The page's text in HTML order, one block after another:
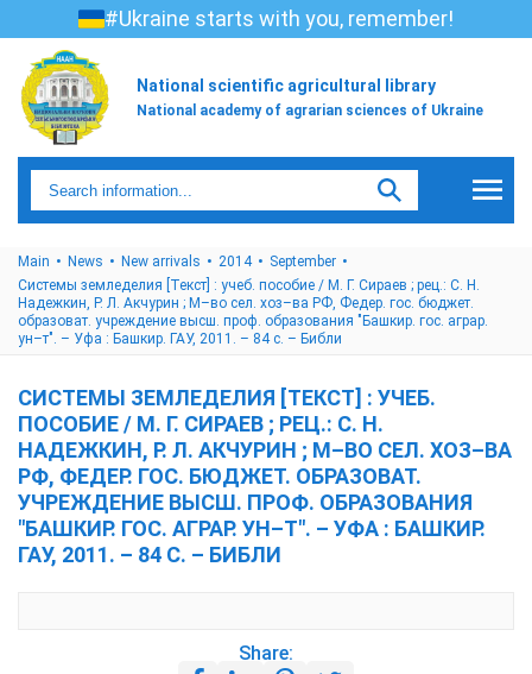
#Ukraine starts with you, remember!
National scientific agricultural library
National academy of agrarian sciences of Ukraine
Main News New arrivals 2014
September
Системы земледелия [Текст] : учеб. пособие / М. Г. Сираев ; рец.: С. Н.
Надежкин, Р. Л. Акчурин ; М–во сел. хоз–ва РФ, Федер. гос. бюджет.
образоват. учреждение высш. проф. образования "Башкир. гос. аграр.
ун–т". – Уфа : Башкир. ГАУ, 2011. – 84 с. – Библи
СИСТЕМЫ ЗЕМЛЕДЕЛИЯ [ТЕКСТ] : УЧЕБ.
ПОСОБИЕ / М. Г. СИРАЕВ ; РЕЦ.: С. Н.
НАДЕЖКИН, Р. Л. АКЧУРИН ; М–ВО СЕЛ. ХОЗ–ВА
РФ, ФЕДЕР. ГОС. БЮДЖЕТ. ОБРАЗОВАТ.
УЧРЕЖДЕНИЕ ВЫСШ. ПРОФ. ОБРАЗОВАНИЯ
"БАШКИР. ГОС. АГРАР. УН–Т". – УФА : БАШКИР.
ГАУ, 2011. – 84 С. – БИБЛИ
Share: